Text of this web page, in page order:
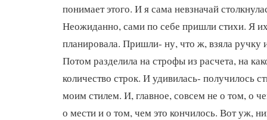
понимает этого. И я сама невзначай
Неожиданно, сами по себе пришли стихи. Я
планировала. Пришли- ну, что ж, взяла ручку
Потом разделила на строфы из расчета, на
количество строк. И удивилась- получилось
моим стилем. И, главное, совсем не о том, о
о мести и о том, чем это кончилось. Вот уж,